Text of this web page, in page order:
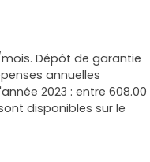
Dépôt de garantie
annuelles
2023 : entre 608.00
disponibles sur le